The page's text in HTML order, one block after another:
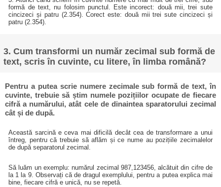
formă de text, nu folosim punctul. Este incorect: două mii, trei sute
cincizeci și patru (2.354). Corect este: două mii trei sute cincizeci și
patru (2.354).
3. Cum transformi un număr zecimal sub formă de
text, scris în cuvinte, cu litere, în limba română?
Pentru a putea scrie numere zecimale sub formă de text, în
cuvinte, trebuie să știm numele pozițiilor ocupate de fiecare
cifră a numărului, atât cele de dinaintea sparatorului zecimal
cât și de după.
Această sarcină e ceva mai dificilă decât cea de transformare a unui
întreg, pentru că trebuie să aflăm și ce nume au pozițiile zecimalelor
de după separatorul zecimal.
Să luăm un exemplu: numărul zecimal 987,123456, alcătuit din cifre de
la 1 la 9. Observați că de dragul exemplului, pentru a putea explica mai
bine, fiecare cifră e unică, nu se repetă.